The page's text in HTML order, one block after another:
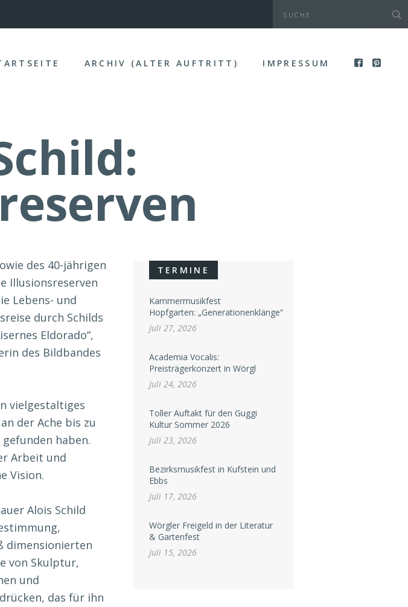
ARCHIV (ALTER AUFTRITT) IMPRESSUM
des 40-jährigen
Illusionsreserven
Lebens- und
durch Schilds
Eldorado“,
des Bildbandes
vielgestaltiges
der Ache bis zu
haben.
Arbeit und
Vision.
Alois Schild
dimensionierten
von Skulptur,
und
das für ihn
TERMINE
Kammermusikfest
Hopfgarten: „Generationenklänge“
Juli 27, 2026
Academia Vocalis:
Preisträgerkonzert in Wörgl
Juli 24, 2026
Toller Auftakt für den Guggi
Kultur Sommer 2026
Juli 23, 2026
Bezirksmusikfest in Kufstein und
Ebbs
Juli 17, 2026
Wörgler Freigeld in der Literatur
& Gartenfest
Juli 15, 2026